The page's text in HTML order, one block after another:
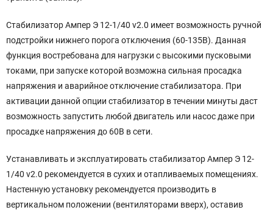
Стабилизатор Ампер Э 12-1/40 v2.0 имеет возможность ручной
подстройки нижнего порога отключения (60-135В). Данная
функция востребована для нагрузки с высокими пусковыми
токами, при запуске которой возможна сильная просадка
напряжения и аварийное отключение стабилизатора. При
активации данной опции стабилизатор в течении минуты даст
возможность запустить любой двигатель или насос даже при
просадке напряжения до 60В в сети.
Устанавливать и эксплуатировать стабилизатор Ампер Э 12-
1/40 v2.0 рекомендуется в сухих и отапливаемых помещениях.
Настенную установку рекомендуется производить в
вертикальном положении (вентиляторами вверх), оставив